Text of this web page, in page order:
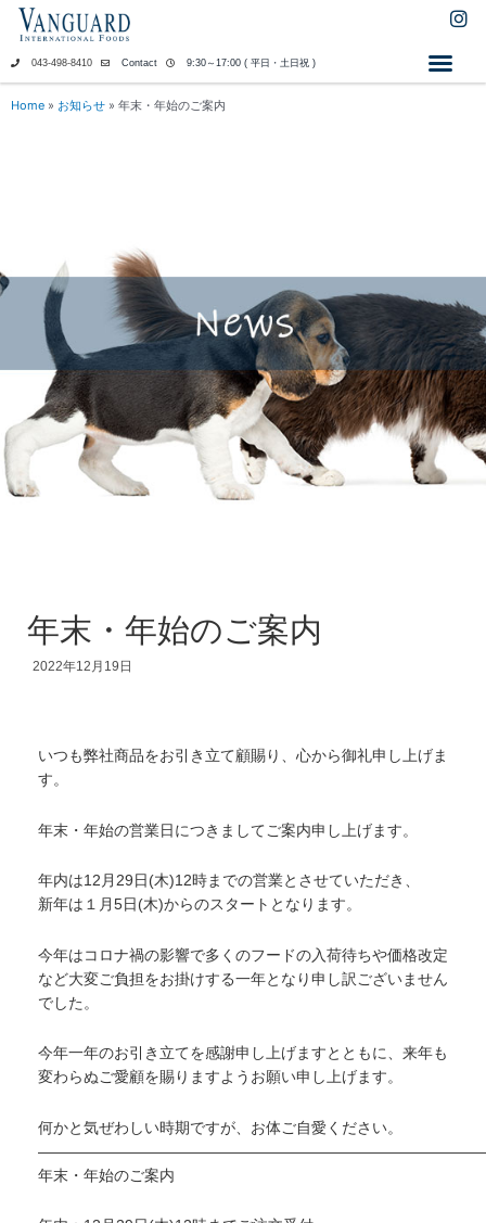
ス
キ
I
043-498-8410 Contact 9:30～17:00 ( 平日・土日祝 )
Home » お知らせ » 年末・年始のご案内
年末・年始のご案内
2022年12月19日
いつも弊社商品をお引き立て顧賜り、心から御礼申し上げま
す。
年末・年始の営業日につきましてご案内申し上げます。
年内は12月29日(木)12時までの営業とさせていただき、
新年は１月5日(木)からのスタートとなります。
今年はコロナ禍の影響で多くのフードの入荷待ちや価格改定
など大変ご負担をお掛けする一年となり申し訳ございません
でした。
今年一年のお引き立てを感謝申し上げますとともに、来年も
変わらぬご愛顧を賜りますようお願い申し上げます。
何かと気ぜわしい時期ですが、お体ご自愛ください。
年末・年始のご案内